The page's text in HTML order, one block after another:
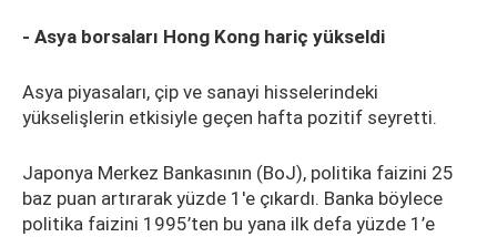
- Asya borsaları Hong Kong hariç yükseldi
Asya piyasaları, çip ve sanayi hisselerindeki
yükselişlerin etkisiyle geçen hafta pozitif seyretti.
Japonya Merkez Bankasının (BoJ), politika faizini 25
baz puan artırarak yüzde 1'e çıkardı. Banka böylece
politika faizini 1995’ten bu yana ilk defa yüzde 1’e